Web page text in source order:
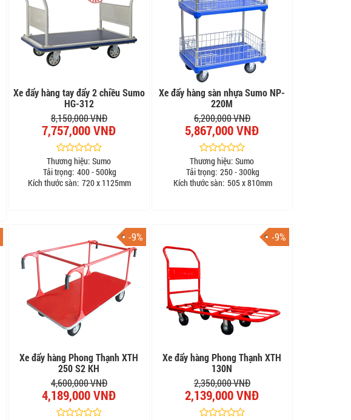
Xe đẩy hàng tay đẩy 2 chiều Sumo
HG-312
8,150,000 VNĐ
7,757,000 VNĐ
Thương hiệu: Sumo
Tải trọng: 400 - 500kg
Kích thước sàn: 720 x 1125mm
Xe đẩy hàng sàn nhựa Sumo NP-
220M
6,200,000 VNĐ
5,867,000 VNĐ
Thương hiệu: Sumo
Tải trọng: 250 - 300kg
Kích thước sàn: 505 x 810mm
-9%
Xe đẩy hàng Phong Thạnh XTH
250 S2 KH
4,600,000 VNĐ
4,189,000 VNĐ
-9%
Xe đẩy hàng Phong Thạnh XTH
130N
2,350,000 VNĐ
2,139,000 VNĐ